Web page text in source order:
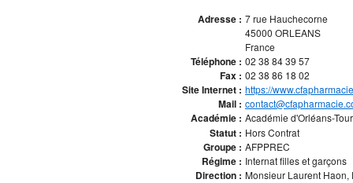
Adresse : 7 rue Hauchecorne
45000 ORLEANS
France
Téléphone : 02 38 84 39 57
Fax : 02 38 86 18 02
Site Internet : https://
Mail :
Académie : Académie d'Orléans-
Statut : Hors Contrat
Groupe : AFPPREC
Régime : Internat filles et garçons
Direction : Monsieur Laurent